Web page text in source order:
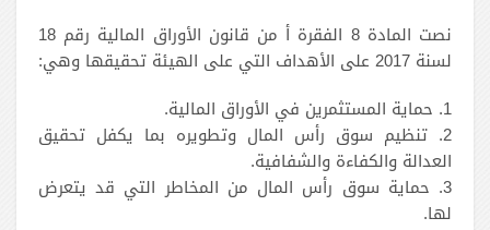
نصت المادة 8 الفقرة أ من قانون الأوراق المالية رقم 18
لسنة 2017 على الأهداف التي على الهيئة تحقيقها وهي:
1. حماية المستثمرين في الأوراق المالية.
2. تنظيم سوق رأس المال وتطويره بما يكفل تحقيق
العدالة والكفاءة والشفافية.
3. حماية سوق رأس المال من المخاطر التي قد يتعرض
لها.